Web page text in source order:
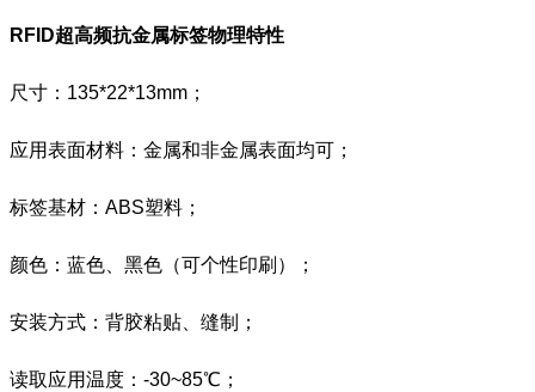
RFID超高频抗金属标签物理特性
尺寸：135*22*13mm；
应用表面材料：金属和非金属表面均可；
标签基材：ABS塑料；
颜色：蓝色、黑色（可个性印刷）；
安装方式：背胶粘贴、缝制；
读取应用温度：-30~85℃；